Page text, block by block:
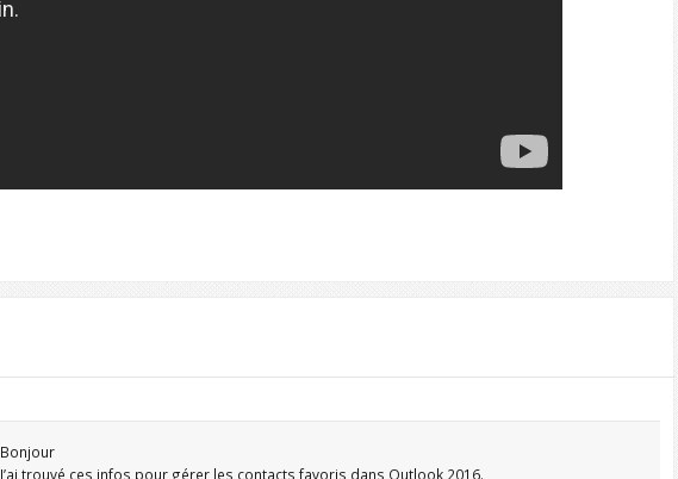
Bonjour
J’ai trouvé ces infos pour gérer les contacts favoris dans Outlook 2016.